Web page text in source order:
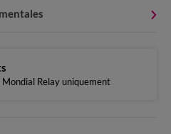
Relay uniquement